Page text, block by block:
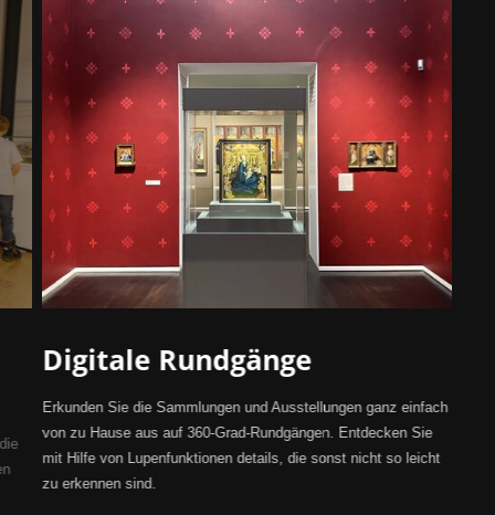
Digitale Rundgänge
Erkunden Sie die Sammlungen und Ausstellungen ganz einfach
von zu Hause aus auf 360-Grad-Rundgängen. Entdecken Sie
mit Hilfe von Lupenfunktionen details, die sonst nicht so leicht
zu erkennen sind.